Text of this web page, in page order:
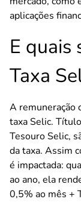
aplicações
E quais
Taxa
A remuneração
taxa Selic.
Tesouro Selic,
da taxa. Assim
é impactada:
ao ano, ela
0,5% ao mês +